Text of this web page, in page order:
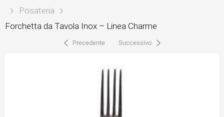
Posateria
Forchetta da Tavola Inox – Linea Charme
Precedente Successivo